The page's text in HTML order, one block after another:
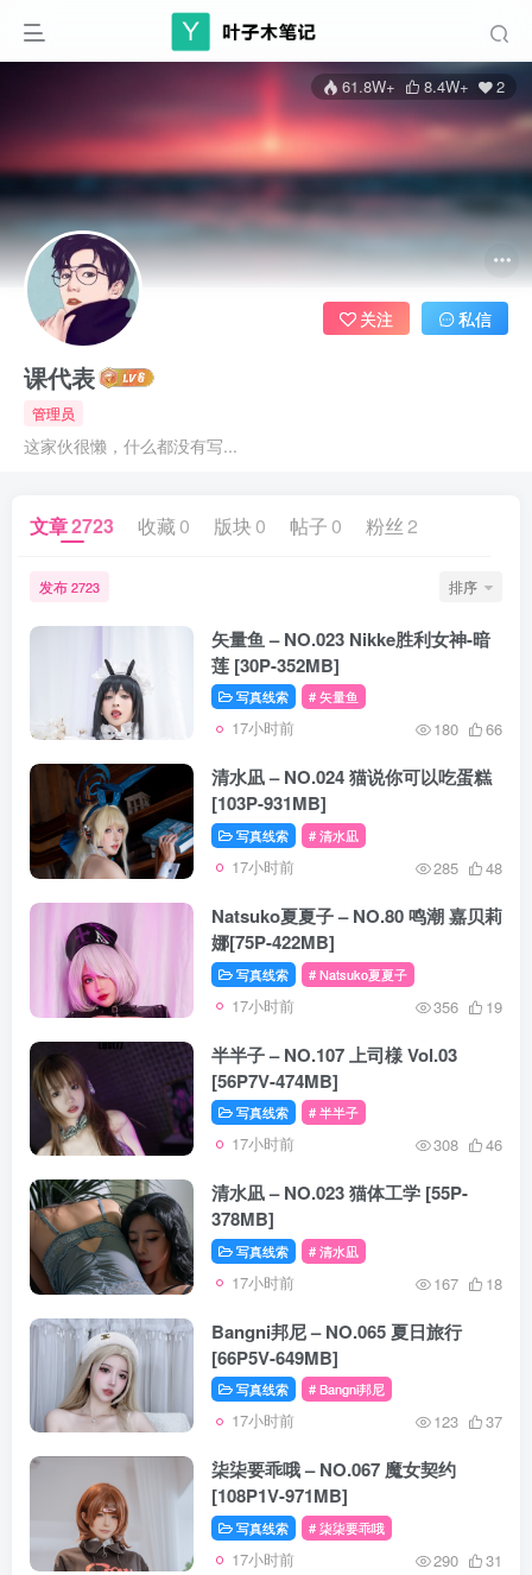
61.8W+ 8.4W+ 2
课代表
管理员
这家伙很懒，什么都没有写...
关注 私信
文章2723 收藏 0 版块 0 帖子 0 粉丝 2
发布 2723 排序
矢量鱼 – NO.023 Nikke胜利女神-暗
莲 [30P-352MB]
写真线索 # 矢量鱼
17小时前 180 66
清水凪 – NO.024 猫说你可以吃蛋糕
[103P-931MB]
写真线索 # 清水凪
17小时前 285 48
Natsuko夏夏子 – NO.80 鸣潮 嘉贝莉
娜[75P-422MB]
写真线索 # Natsuko夏夏子
17小时前 356 19
半半子 – NO.107 上司様 Vol.03
[56P7V-474MB]
写真线索 # 半半子
17小时前 308 46
清水凪 – NO.023 猫体工学 [55P-
378MB]
写真线索 # 清水凪
17小时前 167 18
Bangni邦尼 – NO.065 夏日旅行
[66P5V-649MB]
写真线索 # Bangni邦尼
17小时前 123 37
柒柒要乖哦 – NO.067 魔女契约
[108P1V-971MB]
写真线索 # 柒柒要乖哦
17小时前 290 31